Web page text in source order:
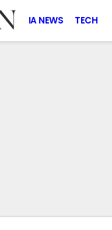
IA NEWS TECH